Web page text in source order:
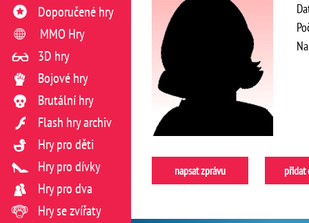
napsat zprávu přidat
Doporučené hry
MMO Hry
3D hry
Bojové hry
Brutální hry
Flash hry archiv
Hry pro děti
Hry pro dívky
Hry pro dva
Hry se zvířaty